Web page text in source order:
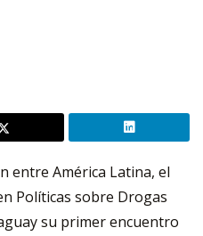
entre América Latina, el
Políticas sobre Drogas
su primer encuentro